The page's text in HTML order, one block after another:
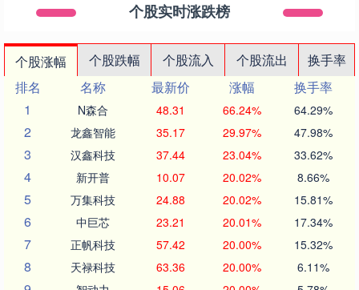
个股实时涨跌榜
个股涨幅 个股跌幅 个股流入 个股流出
换手率
排名
名称 最新价 涨幅
换手率
1
N森合 48.31 66.24% 64.29%
2 龙鑫智能 35.17 29.97% 47.98%
3 汉鑫科技 37.44 23.04% 33.62%
4 新开普 10.07 20.02% 8.66%
5 万集科技 24.88 20.02% 15.81%
6 中巨芯 23.21 20.01% 17.34%
7 正帆科技 57.42 20.00% 15.32%
8 天禄科技 63.36 20.00% 6.11%